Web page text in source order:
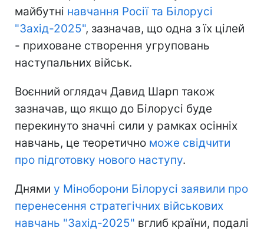
майбутні навчання Росії та Білорусі
"Захід-2025", зазначав, що одна з їх цілей
- приховане створення угруповань
наступальних військ.
Воєнний оглядач Давид Шарп також
зазначав, що якщо до Білорусі буде
перекинуто значні сили у рамках осінніх
навчань, це теоретично може свідчити
про підготовку нового наступу.
Днями у Міноборони Білорусі заявили про
перенесення стратегічних військових
навчань "Захід-2025" вглиб країни, подалі